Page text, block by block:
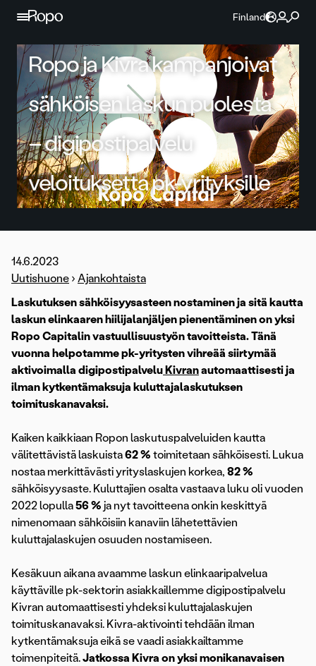
Jatka sisältöön
Finland
Ropo ja Kivra kampanjoivat
sähköisen laskun puolesta
– digipostipalvelu
veloituksetta pk-yrityksille
14.6.2023
Uutishuone › Ajankohtaista
Laskutuksen sähköisyysasteen nostaminen ja sitä kautta
laskun elinkaaren hiilijalanjäljen pienentäminen on yksi
Ropo Capitalin vastuullisuustyön tavoitteista. Tänä
vuonna helpotamme pk-yritysten vihreää siirtymää
aktivoimalla digipostipalvelu Kivranautomaattisesti ja
ilman kytkentämaksuja kuluttajalaskutuksen
toimituskanavaksi.
Kaiken kaikkiaan Ropon laskutuspalveluiden kautta
välitettävistä laskuista62 % toimitetaan sähköisesti. Lukua
nostaa merkittävästi yrityslaskujen korkea, 82 %
sähköisyysaste. Kuluttajien osalta vastaava luku oli vuoden
2022 lopulla56 % ja nyt tavoitteena onkin keskittyä
nimenomaan sähköisiin kanaviin lähetettävien
kuluttajalaskujen osuuden nostamiseen.
Kesäkuun aikana avaamme laskun elinkaaripalvelua
käyttäville pk-sektorin asiakkaillemme digipostipalvelu
Kivran automaattisesti yhdeksi kuluttajalaskujen
toimituskanavaksi. Kivra-aktivointi tehdään ilman
kytkentämaksuja eikä se vaadi asiakkailtamme
toimenpiteitä.Jatkossa Kivra on yksi monikanavaisen